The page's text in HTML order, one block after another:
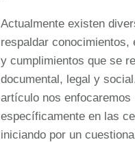
Actualmente existen
respaldar conocimientos,
y cumplimientos que se
documental, legal y
artículo nos enfocaremos
específicamente en las
iniciando por un